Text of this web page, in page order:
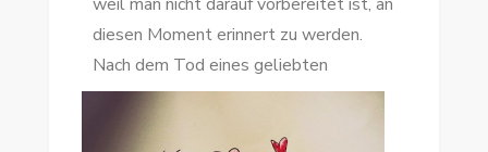
diesen Moment erinnert zu werden.
Nach dem Tod eines geliebten